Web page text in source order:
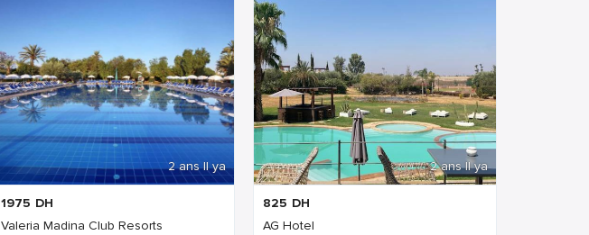
2 ans Il ya
1975 DH
Valeria Madina Club Resorts
2 ans Il ya
825 DH
AG Hotel